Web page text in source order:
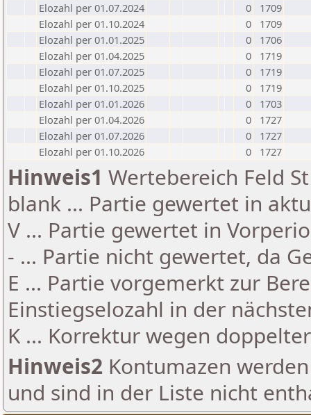
Elozahl per 01.07.2024
0
1709
Elozahl per 01.10.2024
0
1709
Elozahl per 01.01.2025
0
1706
Elozahl per 01.04.2025
0
1719
Elozahl per 01.07.2025
0
1719
Elozahl per 01.10.2025
0
1719
Elozahl per 01.01.2026
0
1703
Elozahl per 01.04.2026
0
1727
Elozahl per 01.07.2026
0
1727
Elozahl per 01.10.2026
0 1727
Hinweis1 Wertebereich Feld
blank ... Partie gewertet in
V ... Partie gewertet in
- ... Partie nicht gewertet, da
E ... Partie vorgemerkt zur
Einstiegselozahl in der
K ... Korrektur wegen
Hinweis2 Kontumazen
und sind in der Liste nicht